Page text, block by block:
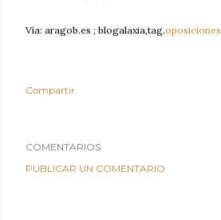
Vía: aragob.es ; blogalaxia,tag.oposiciones
Compartir
COMENTARIOS
PUBLICAR UN COMENTARIO